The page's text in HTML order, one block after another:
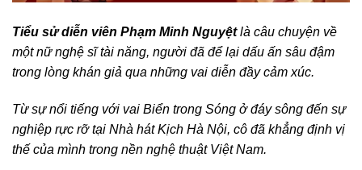
Tiểu sử diễn viên Phạm Minh Nguyệtlà câu chuyện về
một nữ nghệ sĩ tài năng, người đã để lại dấu ấn sâu đậm
trong lòng khán giả qua những vai diễn đầy cảm xúc.
Từ sự nổi tiếng với vai Biển trong Sóng ở đáy sông đến sự
nghiệp rực rỡ tại Nhà hát Kịch Hà Nội, cô đã khẳng định vị
thế của mình trong nền nghệ thuật Việt Nam.